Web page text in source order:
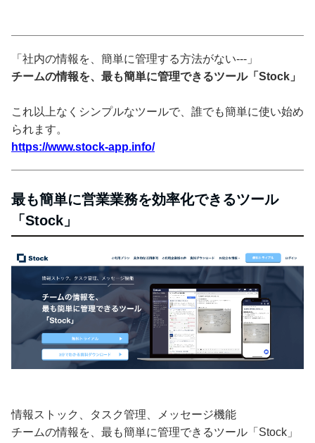
「社内の情報を、簡単に管理する方法がない---」
チームの情報を、最も簡単に管理できるツール「Stock」
これ以上なくシンプルなツールで、誰でも簡単に使い始め
られます。
https://www.stock-app.info/
最も簡単に営業業務を効率化できるツール
「Stock」
情報ストック、タスク管理、メッセージ機能
チームの情報を、最も簡単に管理できるツール「Stock」